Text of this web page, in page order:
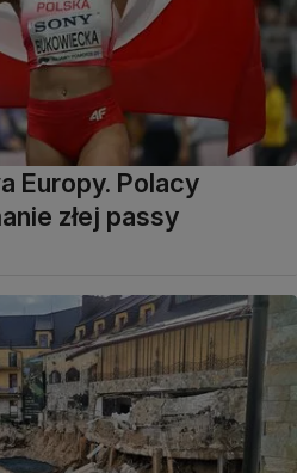
Europy. Polacy
złej passy